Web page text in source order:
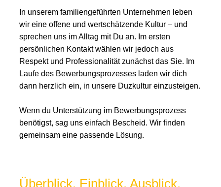
In unserem familiengeführten Unternehmen leben
wir eine offene und wertschätzende Kultur – und
sprechen uns im Alltag mit Du an. Im ersten
persönlichen Kontakt wählen wir jedoch aus
Respekt und Professionalität zunächst das Sie. Im
Laufe des Bewerbungsprozesses laden wir dich
dann herzlich ein, in unsere Duzkultur einzusteigen.
Wenn du Unterstützung im Bewerbungsprozess
benötigst, sag uns einfach Bescheid. Wir finden
gemeinsam eine passende Lösung.
Überblick. Einblick. Ausblick.